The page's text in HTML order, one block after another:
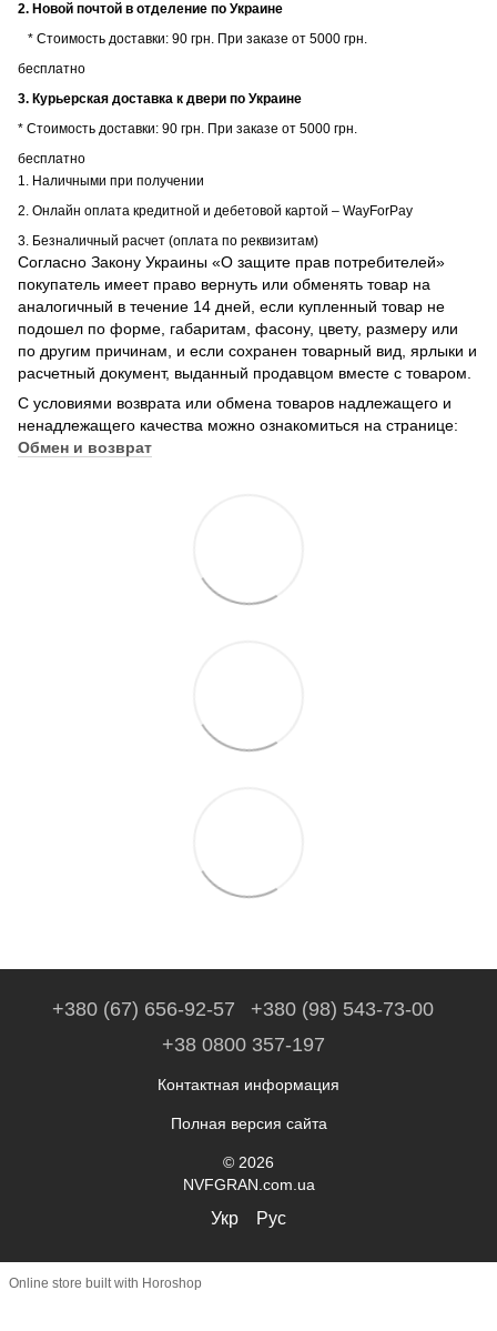
2. Новой почтой в отделение по Украине
* Стоимость доставки: 90 грн. При заказе от 5000 грн.
бесплатно
3. Курьерская доставка к двери по Украине
* Стоимость доставки: 90 грн. При заказе от 5000 грн.
бесплатно
1. Наличными при получении
2. Онлайн оплата кредитной и дебетовой картой – WayForPay
3. Безналичный расчет (оплата по реквизитам)
Согласно Закону Украины «О защите прав потребителей»
покупатель имеет право вернуть или обменять товар на
аналогичный в течение 14 дней, если купленный товар не
подошел по форме, габаритам, фасону, цвету, размеру или
по другим причинам, и если сохранен товарный вид, ярлыки и
расчетный документ, выданный продавцом вместе с товаром.
С условиями возврата или обмена товаров надлежащего и
ненадлежащего качества можно ознакомиться на странице:
Обмен и возврат
+380 (67) 656-92-57
+380 (98) 543-73-00
+38 0800 357-197
Контактная информация
Полная версия сайта
© 2026
NVFGRAN.com.ua
Укр Рус
Online store built with Horoshop